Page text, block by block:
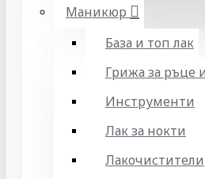
Маникюр
База и топ лак
Грижа за ръце
Инструменти
Лак за нокти
Лакочистители